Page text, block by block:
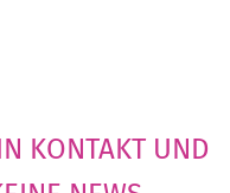
KONTAKT UND